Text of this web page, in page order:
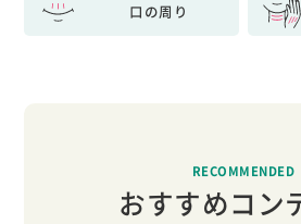
口の周り
RECOMMENDED
おすすめコン